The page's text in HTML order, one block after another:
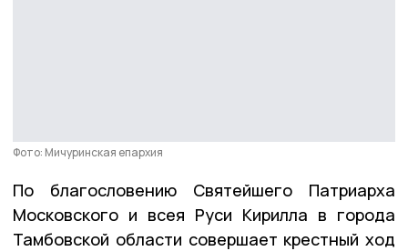
Фото: Мичуринская епархия
По благословению Святейшего Патриарха
Московского и всея Руси Кирилла в города
Тамбовской области совершает крестный ход